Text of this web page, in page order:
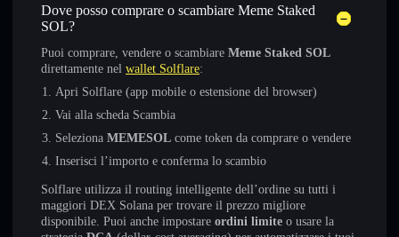
Dove posso comprare o scambiare Meme Staked
SOL?
Puoi comprare, vendere o scambiare Meme Staked SOL
direttamente nel wallet Solflare:
Apri Solflare (app mobile o estensione del browser)
Vai alla scheda Scambia
Seleziona MEMESOL come token da comprare o vendere
Inserisci l’importo e conferma lo scambio
Solflare utilizza il routing intelligente dell’ordine su tutti i
maggiori DEX Solana per trovare il prezzo migliore
disponibile. Puoi anche impostare ordini limite o usare la